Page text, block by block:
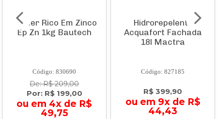
Primer Rico Em Zinco
Ep Zn 1kg Bautech
Código: 830690
De: R$ 209,00
Por: R$ 199,00
ou em 4x de R$
49,75
Hidrorepelente
Acquafort Fachada
18l Mactra
Código: 827185
R$ 399,90
ou em 9x de R$
44,43